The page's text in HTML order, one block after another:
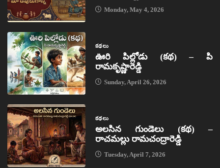
Monday, May 4, 2026
కథలు
ఊరి పిల్లోడు (కథ) – పి
రామకృష్ణారెడ్డి
Sunday, April 26, 2026
కథలు
అలసిన గుండెలు (కథ) –
రాచమల్లు రామచంద్రారెడ్డి
Tuesday, April 7, 2026